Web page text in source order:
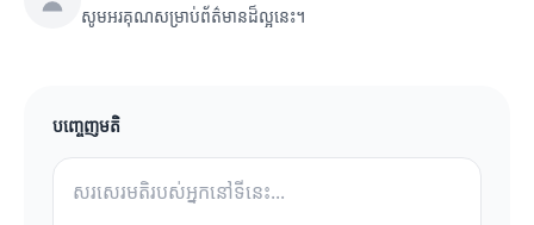
សូមអរគុណសម្រាប់ព័ត៌មានដ៏ល្អនេះ។
បញ្ចេញមតិ